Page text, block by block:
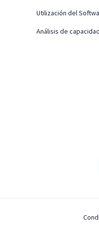
Utilización del
Análisis de capacidad